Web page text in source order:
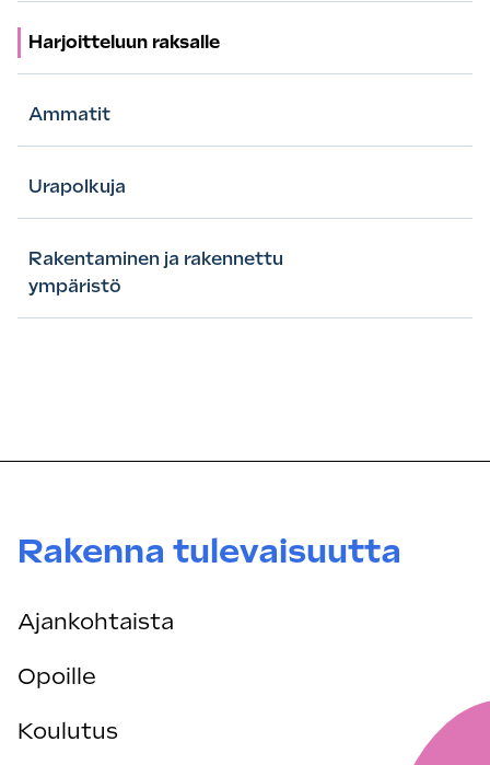
Harjoitteluun raksalle
Ammatit
Urapolkuja
Rakentaminen ja rakennettu
ympäristö
Rakenna tulevaisuutta
Ajankohtaista
Opoille
Koulutus